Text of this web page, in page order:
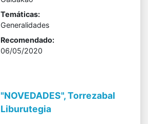
Temáticas:
Generalidades
Recomendado:
06/05/2020
"NOVEDADES", Torrezabal
Liburutegia